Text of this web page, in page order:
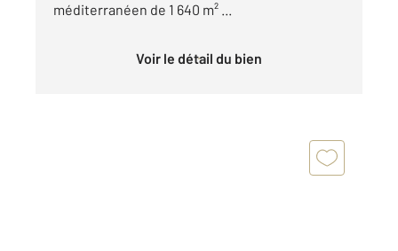
méditerranéen de 1 640 m² ...
Voir le détail du bien